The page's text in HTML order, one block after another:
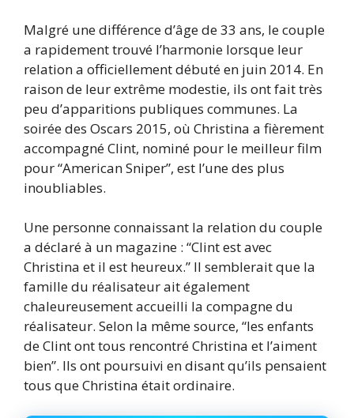
Malgré une différence d’âge de 33 ans, le couple
a rapidement trouvé l’harmonie lorsque leur
relation a officiellement débuté en juin 2014. En
raison de leur extrême modestie, ils ont fait très
peu d’apparitions publiques communes. La
soirée des Oscars 2015, où Christina a fièrement
accompagné Clint, nominé pour le meilleur film
pour “American Sniper”, est l’une des plus
inoubliables.
Une personne connaissant la relation du couple
a déclaré à un magazine : “Clint est avec
Christina et il est heureux.” Il semblerait que la
famille du réalisateur ait également
chaleureusement accueilli la compagne du
réalisateur. Selon la même source, “les enfants
de Clint ont tous rencontré Christina et l’aiment
bien”. Ils ont poursuivi en disant qu’ils pensaient
tous que Christina était ordinaire.